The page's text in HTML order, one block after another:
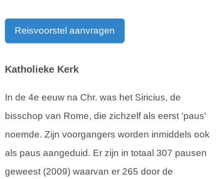
Reisvoorstel aanvragen
Katholieke Kerk
In de 4e eeuw na Chr. was het Siricius, de
bisschop van Rome, die zichzelf als eerst 'paus'
noemde. Zijn voorgangers worden inmiddels ook
als paus aangeduid. Er zijn in totaal 307 pausen
geweest (2009) waarvan er 265 door de